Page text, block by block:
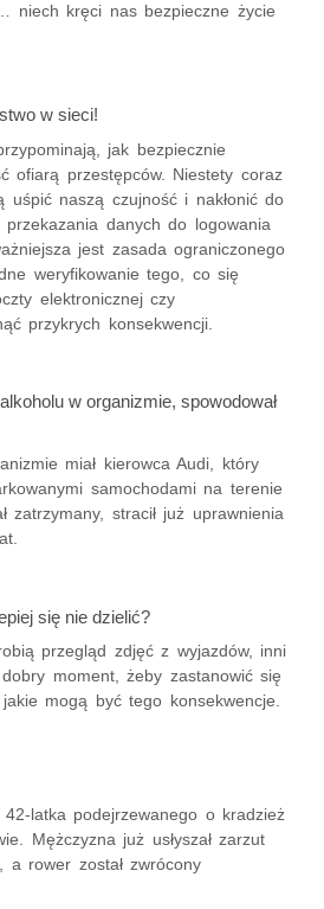
niech kręci nas bezpieczne życie
w sieci!
jak bezpiecznie
ofiarą przestępców. Niestety coraz
uśpić naszą czujność i nakłonić do
danych do logowania
jest zasada ograniczonego
weryfikowanie tego, co się
elektronicznej czy
przykrych konsekwencji.
w organizmie, spowodował
miał kierowca Audi, który
samochodami na terenie
zatrzymany, stracił już uprawnienia
się nie dzielić?
przegląd zdjęć z wyjazdów, inni
moment, żeby zastanowić się
mogą być tego konsekwencje.
latka podejrzewanego o kradzież
Mężczyzna już usłyszał zarzut
a rower został zwrócony